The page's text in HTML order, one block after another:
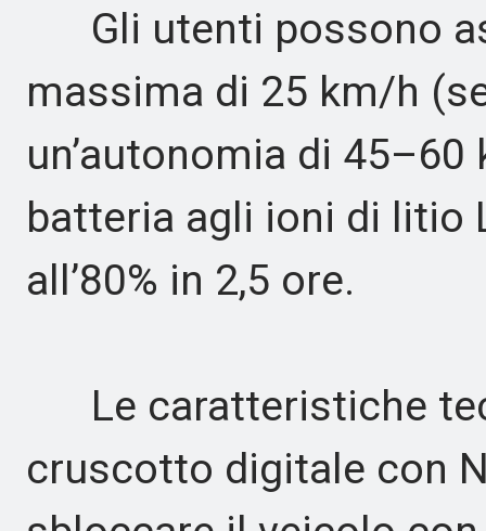
Gli utenti possono
massima di 25 km/h
un’autonomia di
batteria agli ioni di litio
all’80% in 2,5 ore.
Le caratteristiche
cruscotto digitale con